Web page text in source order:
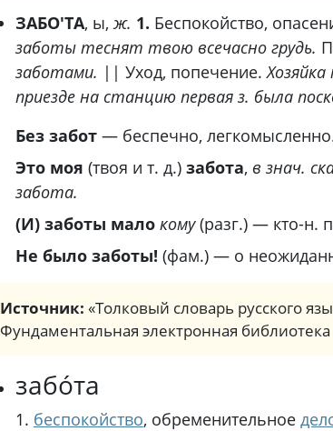
ЗАБО'ТА, ы,ж. 1. Беспокойство,
заботы теснят твою всечасно грудь.
заботами. || Уход, попечение.
приезде на станцию первая з. была
Без забот — беспечно,
Это моя (твоя и т. д.) забота, в знач.
забота.
(И) заботы мало кому(разг.) — кто-н.
Не было заботы! (фам.) — о
Источник: «Толковый словарь русского
Фундаментальная электронная библиотека
забо́та
1. беспокойство, обременительное